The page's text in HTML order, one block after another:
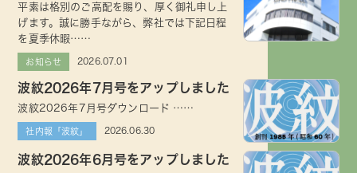
平素は格別のご高配を賜り、厚く御礼申し上
げます。誠に勝手ながら、弊社では下記日程
を夏季休暇……
お知らせ 2026.07.01
波紋2026年7月号をアップしました
波紋2026年7月号ダウンロード ……
社内報「波紋」 2026.06.30
波紋2026年6月号をアップしました